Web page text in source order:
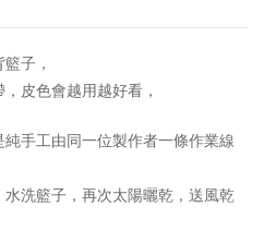
子，
皮色會越用越好看，
手工由同一位製作者一條作業線
洗籃子，再次太陽曬乾，送風乾